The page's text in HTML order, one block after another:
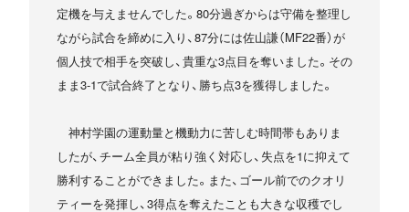
定機を与えませんでした。80分過ぎからは守備を整理し
ながら試合を締めに入り、87分には佐山謙（MF22番）が
個人技で相手を突破し、貴重な3点目を奪いました。その
まま3-1で試合終了となり、勝ち点3を獲得しました。
神村学園の運動量と機動力に苦しむ時間帯もありま
したが、チーム全員が粘り強く対応し、失点を1に抑えて
勝利することができました。また、ゴール前でのクオリ
ティーを発揮し、3得点を奪えたことも大きな収穫でし